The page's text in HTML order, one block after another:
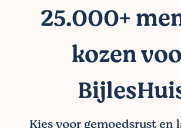
25.000+
kozen
Kies voor gemoedsrust en